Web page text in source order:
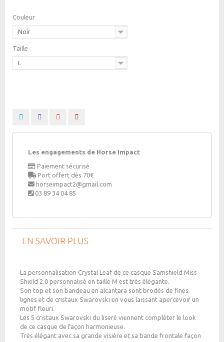
Couleur
Noir
Taille
L
Les engagements de Horse Impact
Paiement sécurisé
Port offert dès 70€
horseimpact2@gmail.com
03 89 34 04 85
EN SAVOIR PLUS
La personnalisation Crystal Leaf de ce casque Samshield Miss
Shield 2.0 personnalisé en taille M est très élégante.
Son top et son bandeau en alcantara sont brodés de fines
lignes et de cristaux Swarovski en vous laissant apercevoir un
motif fleuri.
Les 5 cristaux Swarovski du liseré viennent compléter le look
de ce casque de façon harmonieuse.
Très élégant avec sa grande visière et sa bande frontale façon